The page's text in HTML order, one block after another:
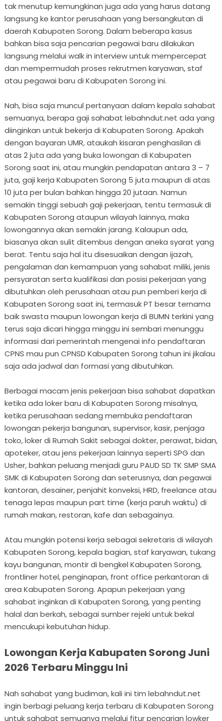
tak menutup kemungkinan juga ada yang harus datang
langsung ke kantor perusahaan yang bersangkutan di
daerah Kabupaten Sorong. Dalam beberapa kasus
bahkan bisa saja pencarian pegawai baru dilakukan
langsung melalui walk in interview untuk mempercepat
dan mempermudah proses rekrutmen karyawan, staf
atau pegawai baru di Kabupaten Sorong ini.
Nah, bisa saja muncul pertanyaan dalam kepala sahabat
semuanya, berapa gaji sahabat lebahndut.net ada yang
diinginkan untuk bekerja di Kabupaten Sorong. Apakah
dengan bayaran UMR, ataukah kisaran penghasilan di
atas 2 juta ada yang buka lowongan di Kabupaten
Sorong saat ini, atau mungkin pendapatan antara 3 – 7
juta, gaji kerja Kabupaten Sorong 5 juta maupun di atas
10 juta per bulan bahkan hingga 20 jutaan. Namun
semakin tinggi sebuah gaji pekerjaan, tentu termasuk di
Kabupaten Sorong ataupun wilayah lainnya, maka
lowongannya akan semakin jarang. Kalaupun ada,
biasanya akan sulit ditembus dengan aneka syarat yang
berat. Tentu saja hal itu disesuaikan dengan ijazah,
pengalaman dan kemampuan yang sahabat miliki, jenis
persyaratan serta kualifikasi dan posisi pekerjaan yang
dibutuhkan oleh perusahaan atau pun pemberi kerja di
Kabupaten Sorong saat ini, termasuk PT besar ternama
baik swasta maupun lowongan kerja di BUMN terkini yang
terus saja dicari hingga minggu ini sembari menunggu
informasi dari pemerintah mengenai info pendaftaran
CPNS mau pun CPNSD Kabupaten Sorong tahun ini jikalau
saja ada jadwal dan formasi yang dibutuhkan.
Berbagai macam jenis pekerjaan bisa sahabat dapatkan
ketika ada loker baru di Kabupaten Sorong misalnya,
ketika perusahaan sedang membuka pendaftaran
lowongan pekerja bangunan, supervisor, kasir, penjaga
toko, loker di Rumah Sakit sebagai dokter, perawat, bidan,
apoteker, atau jens pekerjaan lainnya seperti SPG dan
Usher, bahkan peluang menjadi guru PAUD SD TK SMP SMA
SMK di Kabupaten Sorong dan seterusnya, dan pegawai
kantoran, desainer, penjahit konveksi, HRD, freelance atau
tenaga lepas maupun part time (kerja paruh waktu) di
rumah makan, restoran, kafe dan sebagainya.
Atau mungkin potensi kerja sebagai sekretaris di wilayah
Kabupaten Sorong, kepala bagian, staf karyawan, tukang
kayu bangunan, montir di bengkel Kabupaten Sorong,
frontliner hotel, penginapan, front office perkantoran di
area Kabupaten Sorong. Apapun pekerjaan yang
sahabat inginkan di Kabupaten Sorong, yang penting
halal dan berkah, sebagai sumber rejeki untuk bekal
mencukupi kebutuhan hidup.
Lowongan Kerja Kabupaten Sorong Juni
2026 Terbaru Minggu Ini
Nah sahabat yang budiman, kali ini tim lebahndut.net
ingin berbagi peluang kerja terbaru di Kabupaten Sorong
untuk sahabat semuanya melalui fitur pencarian lowker